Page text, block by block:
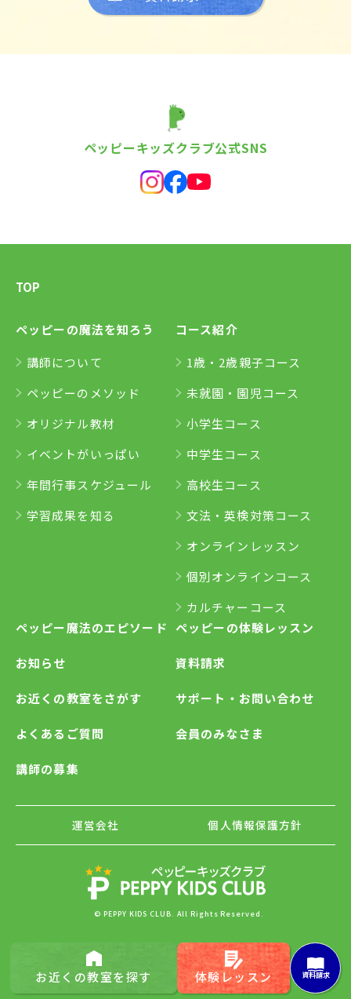
ペッピーキッズクラブ公式SNS
TOP
ペッピーの魔法を知ろう
講師について
ペッピーのメソッド
オリジナル教材
イベントがいっぱい
年間行事スケジュール
学習成果を知る
コース紹介
1歳・2歳親子コース
未就園・園児コース
小学生コース
中学生コース
高校生コース
文法・英検対策コース
オンラインレッスン
個別オンラインコース
カルチャーコース
ペッピー魔法のエピソード
お知らせ
お近くの教室をさがす
よくあるご質問
講師の募集
ペッピーの体験レッスン
資料請求
サポート・お問い合わせ
会員のみなさま
運営会社 個人情報保護方針
© PEPPY KIDS CLUB. All Rights Reserved.
お近くの教室を探す 体験レッスン 資料請求